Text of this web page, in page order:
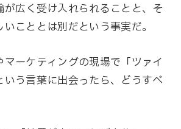
が広く受け入れられることと、そ
こととは別だという事実だ。
ーケティングの現場で「ツァイ
いう言葉に出会ったら、どうすべ